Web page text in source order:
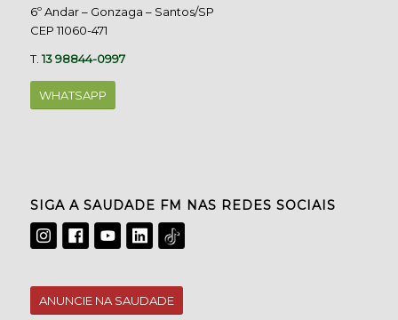
6º Andar – Gonzaga – Santos/SP
CEP 11060-471
T.13 98844-0997
WHATSAPP
SIGA A SAUDADE FM NAS REDES SOCIAIS
ANUNCIE NA SAUDADE